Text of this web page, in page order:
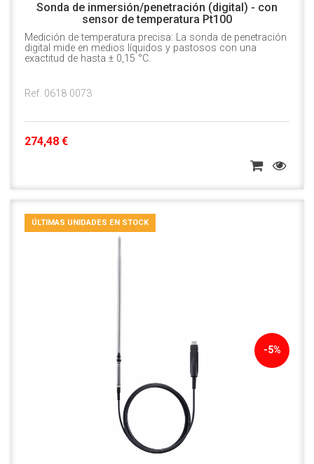
Sonda de inmersión/penetración (digital) - con
sensor de temperatura Pt100
Medición de temperatura precisa: La sonda de penetración
digital mide en medios líquidos y pastosos con una
exactitud de hasta ± 0,15 °C.
Ref. 0618 0073
274,48 €
-5%
ÚLTIMAS UNIDADES EN STOCK